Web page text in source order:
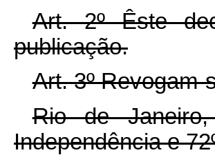
Art. 2º Êste
publicação.
Art. 3º
Rio de
Independência e